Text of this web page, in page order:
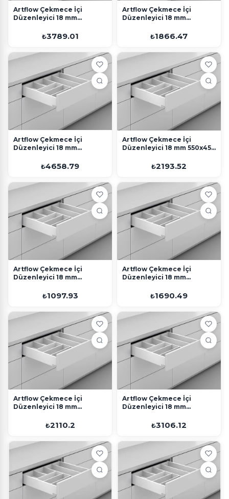
Artflow Çekmece İçi
Düzenleyici 18 mm
₺3789.01
Artflow Çekmece İçi
Düzenleyici 18 mm
₺1866.47
Artflow Çekmece İçi
Düzenleyici 18 mm
₺4658.79
Artflow Çekmece İçi
Düzenleyici 18 mm 550x450
₺2193.52
Artflow Çekmece İçi
Düzenleyici 18 mm
₺1097.93
Artflow Çekmece İçi
Düzenleyici 18 mm
₺1690.49
Artflow Çekmece İçi
Düzenleyici 18 mm
₺2110.2
Artflow Çekmece İçi
Düzenleyici 18 mm
₺3106.12